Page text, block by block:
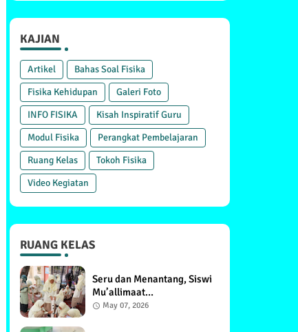
KAJIAN
Artikel
Bahas Soal Fisika
Fisika Kehidupan
Galeri Foto
INFO FISIKA
Kisah Inspiratif Guru
Modul Fisika
Perangkat Pembelajaran
Ruang Kelas
Tokoh Fisika
Video Kegiatan
RUANG KELAS
Seru dan Menantang, Siswi
Mu’allimaat
Muhammadiyah
May 07, 2026